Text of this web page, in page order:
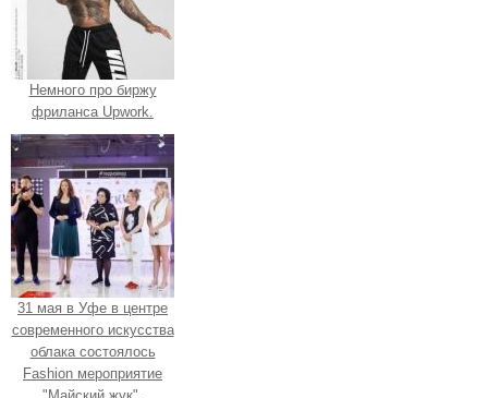
Немного про биржу
фриланса Upwork.
31 мая в Уфе в центре
современного искусства
облака состоялось
Fashion мероприятие
"Майский жук".